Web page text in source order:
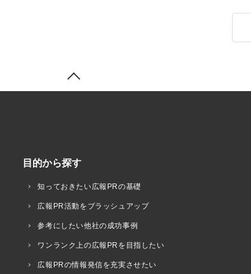
目的から探す
知っておきたい広報PRの基礎
広報PR活動をブラッシュアップ
参考にしたい他社の成功事例
ワンランク上の広報PRを目指したい
広報PRの情報発信を充実させたい